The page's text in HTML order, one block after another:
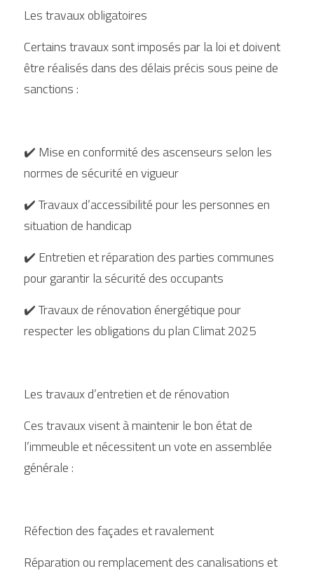
Les travaux obligatoires
Certains travaux sont imposés par la loi et doivent
être réalisés dans des délais précis sous peine de
sanctions :
✔️ Mise en conformité des ascenseurs selon les
normes de sécurité en vigueur
✔️ Travaux d’accessibilité pour les personnes en
situation de handicap
✔️ Entretien et réparation des parties communes
pour garantir la sécurité des occupants
✔️ Travaux de rénovation énergétique pour
respecter les obligations du plan Climat 2025
Les travaux d’entretien et de rénovation
Ces travaux visent à maintenir le bon état de
l’immeuble et nécessitent un vote en assemblée
générale :
Réfection des façades et ravalement
Réparation ou remplacement des canalisations et